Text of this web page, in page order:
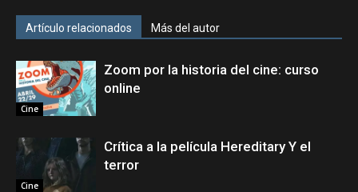
Artículo relacionados Más del autor
Cine
Zoom por la historia del cine: curso
online
Cine
Crítica a la película Hereditary Y el
terror